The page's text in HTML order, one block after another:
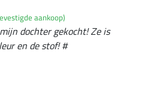
aankoop)
dochter gekocht! Ze is
en de stof! #